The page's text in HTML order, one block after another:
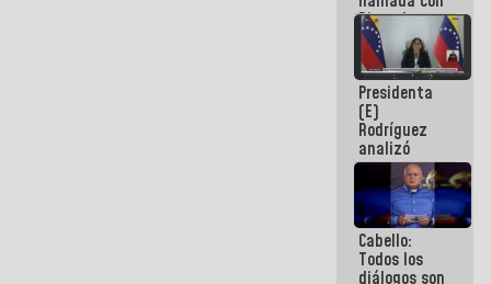
Dinorah
Figuera y
acuerdan
primer
encuentro
presencial
para el
diálogo
Presidenta
(E)
Rodríguez
analizó
junto a
gobernadores
planes de
recuperación
del Sistema
Eléctrico
Cabello:
Todos los
diálogos son